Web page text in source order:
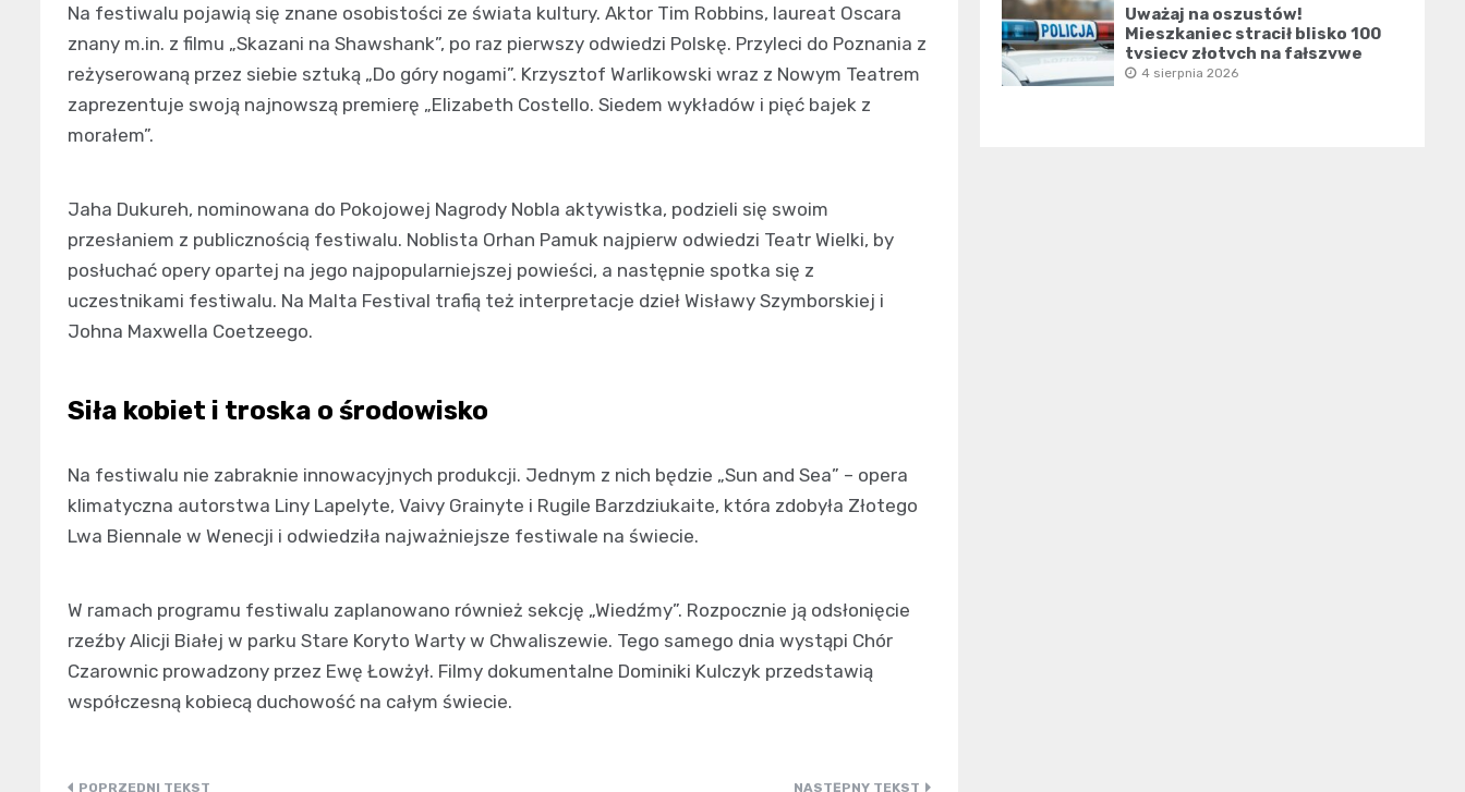
Na festiwalu pojawią się znane osobistości ze świata kultury. Aktor Tim Robbins, laureat Oscara
znany m.in. z filmu „Skazani na Shawshank”, po raz pierwszy odwiedzi Polskę. Przyleci do Poznania z
reżyserowaną przez siebie sztuką „Do góry nogami”. Krzysztof Warlikowski wraz z Nowym Teatrem
zaprezentuje swoją najnowszą premierę „Elizabeth Costello. Siedem wykładów i pięć bajek z
morałem”.
Jaha Dukureh, nominowana do Pokojowej Nagrody Nobla aktywistka, podzieli się swoim
przesłaniem z publicznością festiwalu. Noblista Orhan Pamuk najpierw odwiedzi Teatr Wielki, by
posłuchać opery opartej na jego najpopularniejszej powieści, a następnie spotka się z
uczestnikami festiwalu. Na Malta Festival trafią też interpretacje dzieł Wisławy Szymborskiej i
Johna Maxwella Coetzeego.
Siła kobiet i troska o środowisko
Na festiwalu nie zabraknie innowacyjnych produkcji. Jednym z nich będzie „Sun and Sea” – opera
klimatyczna autorstwa Liny Lapelyte, Vaivy Grainyte i Rugile Barzdziukaite, która zdobyła Złotego
Lwa Biennale w Wenecji i odwiedziła najważniejsze festiwale na świecie.
W ramach programu festiwalu zaplanowano również sekcję „Wiedźmy”. Rozpocznie ją odsłonięcie
rzeźby Alicji Białej w parku Stare Koryto Warty w Chwaliszewie. Tego samego dnia wystąpi Chór
Czarownic prowadzony przez Ewę Łowżył. Filmy dokumentalne Dominiki Kulczyk przedstawią
współczesną kobiecą duchowość na całym świecie.
Uważaj na oszustów!
Mieszkaniec stracił blisko 100
tysięcy złotych na fałszywe
inwestycje
4 sierpnia 2026